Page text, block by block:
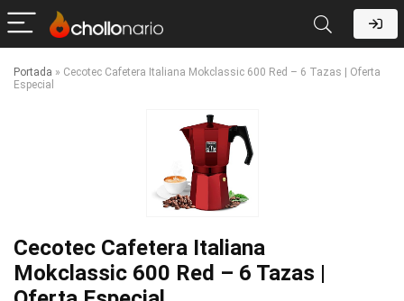
Portada » Cecotec Cafetera Italiana Mokclassic 600 Red – 6 Tazas | Oferta
Especial
Cecotec Cafetera Italiana
Mokclassic 600 Red – 6 Tazas |